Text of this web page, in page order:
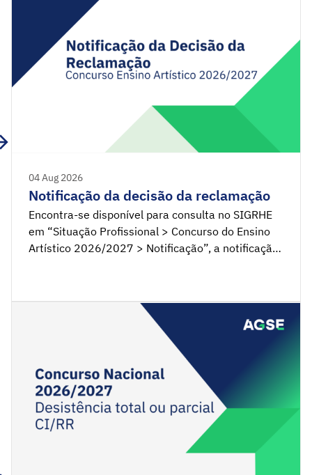
8.ª posição remuneratória, nível 46, da Tabela
Remuneratória Única (TRU), correspondente ao
04 Aug 2026
Notificação da decisão da reclamação
Encontra-se disponível para consulta no SIGRHE
em “Situação Profissional > Concurso do Ensino
Artístico 2026/2027 > Notificação”, a notificação
Ensino Artístico Especializado da Música e da